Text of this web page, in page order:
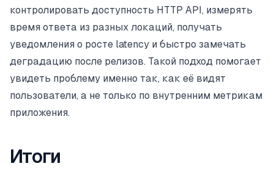
контролировать доступность HTTP API, измерять
время ответа из разных локаций, получать
уведомления о росте latency и быстро замечать
деградацию после релизов. Такой подход помогает
увидеть проблему именно так, как её видят
пользователи, а не только по внутренним метрикам
приложения.
Итоги